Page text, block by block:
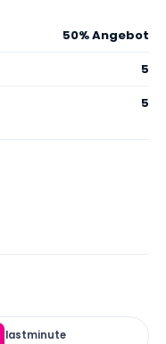
50% Angebot
5
5
lastminute